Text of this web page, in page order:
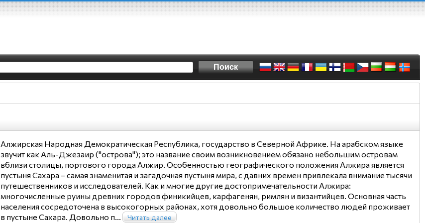
Алжирская Народная Демократическая Республика, государство в Северной Африке. На арабском языке
звучит как Аль-Джезаир ("острова"); это название своим возникновением обязано небольшим островам
вблизи столицы, портового города Алжир. Особенностью географического положения Алжира является
пустыня Сахара – самая знаменитая и загадочная пустыня мира, с давних времен привлекала внимание тысячи
путешественников и исследователей. Как и многие другие достопримечательности Алжира:
многочисленные руины древних городов финикийцев, карфагенян, римлян и византийцев. Основная часть
населения сосредоточена в высокогорных районах, хотя довольно большое количество людей проживает
в пустыне Сахара. Довольно п...
Читать далее